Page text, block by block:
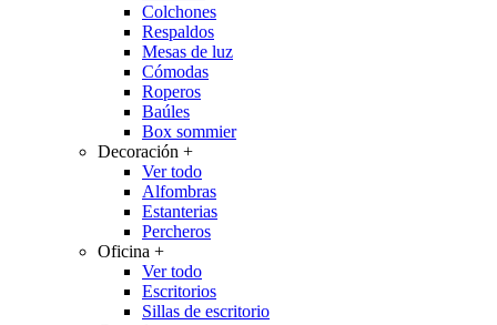
Colchones
Respaldos
Mesas de luz
Cómodas
Roperos
Baúles
Box sommier
Decoración +
Ver todo
Alfombras
Estanterias
Percheros
Oficina +
Ver todo
Escritorios
Sillas de escritorio